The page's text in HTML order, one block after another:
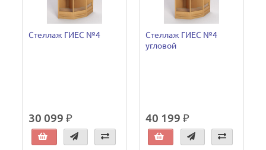
Стеллаж ГИЕС №4
30 099 ₽
Стеллаж ГИЕС №4
угловой
40 199 ₽